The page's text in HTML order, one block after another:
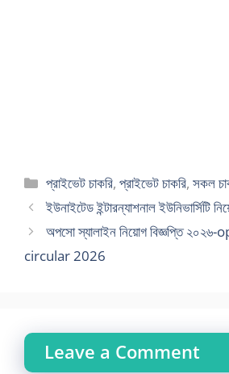
Categories
প্রাইভেট চাকরি,প্রাইভেট চাকরি,সকল
ইউনাইটেড ইন্টারন্যাশনাল ইউনিভার্সিটি
অপসো স্যালাইন নিয়োগ বিজ্ঞপ্তি
circular 2026
Leave a Comment